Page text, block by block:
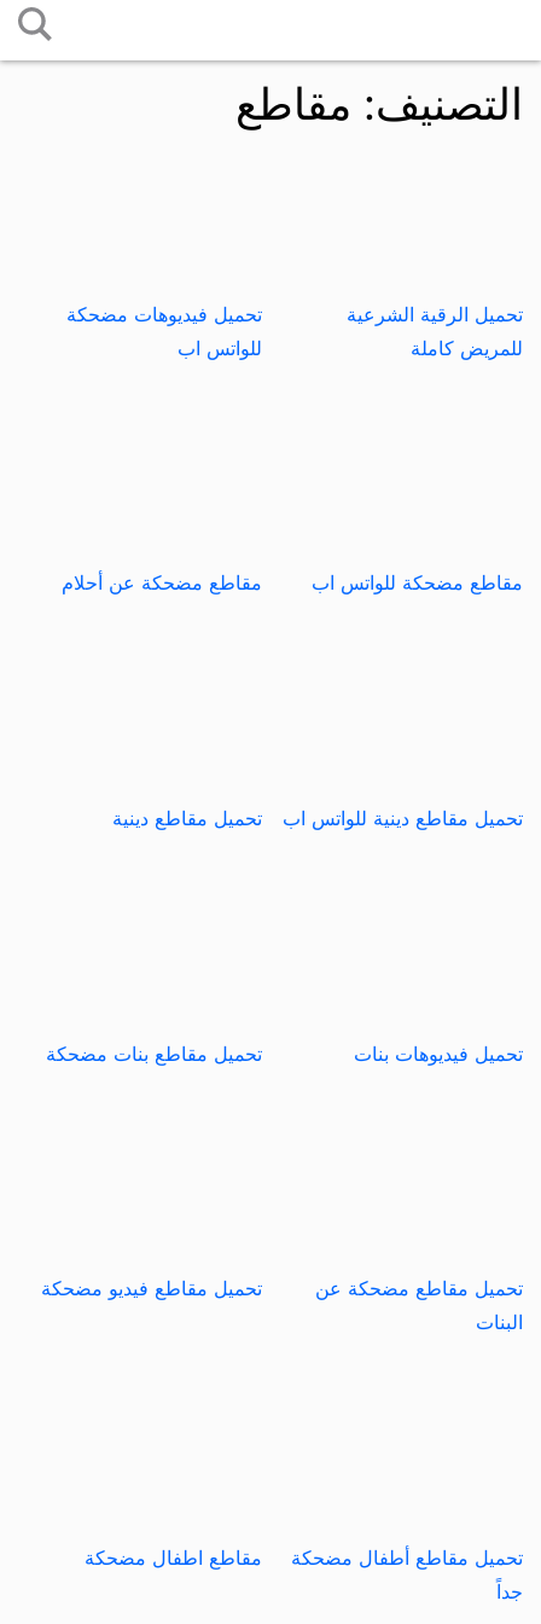
إلى
المحتوى
التصنيف: مقاطع
تحميل الرقية الشرعية
للمريض كاملة
تحميل فيديوهات مضحكة
للواتس اب
مقاطع مضحكة للواتس اب مقاطع مضحكة عن أحلام
تحميل مقاطع دينية للواتس اب تحميل مقاطع دينية
تحميل فيديوهات بنات تحميل مقاطع بنات مضحكة
تحميل مقاطع مضحكة عن
البنات
تحميل مقاطع فيديو مضحكة
تحميل مقاطع أطفال مضحكة
جداً
مقاطع اطفال مضحكة